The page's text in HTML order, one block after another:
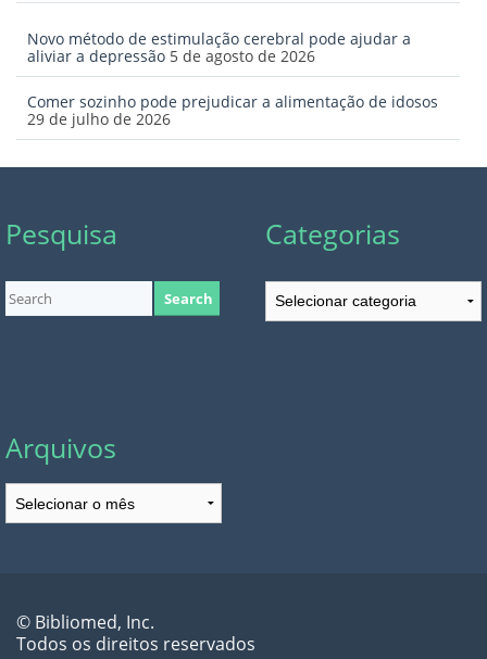
Novo método de estimulação cerebral pode ajudar a
aliviar a depressão 5 de agosto de 2026
Comer sozinho pode prejudicar a alimentação de idosos
29 de julho de 2026
Pesquisa Categorias
Categorias
Arquivos
Arquivos
© Bibliomed, Inc.
Todos os direitos reservados